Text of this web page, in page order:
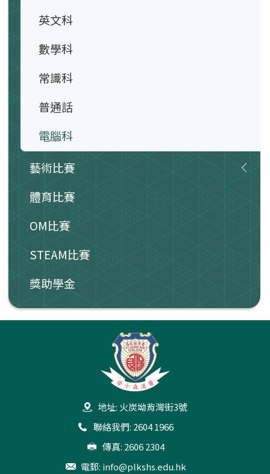
英文科
數學科
常識科
普通話
電腦科
藝術比賽
體育比賽
OM比賽
STEAM比賽
獎助學金
地址: 火炭坳背灣街3號
聯絡我們: 2604 1966
傳真: 2606 2304
電郵: info@plkshs.edu.hk